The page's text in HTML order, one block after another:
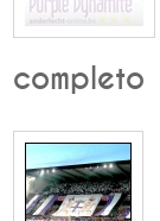
completo